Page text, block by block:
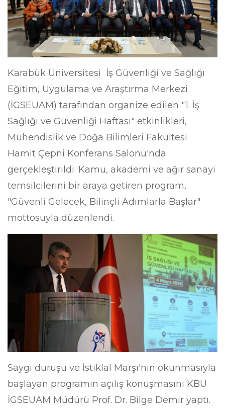
Karabük Üniversitesi İş Güvenliği ve Sağlığı
Eğitim, Uygulama ve Araştırma Merkezi
(İGSEUAM) tarafından organize edilen "1. İş
Sağlığı ve Güvenliği Haftası" etkinlikleri,
Mühendislik ve Doğa Bilimleri Fakültesi
Hamit Çepni Konferans Salonu'nda
gerçekleştirildi. Kamu, akademi ve ağır sanayi
temsilcilerini bir araya getiren program,
"Güvenli Gelecek, Bilinçli Adımlarla Başlar"
mottosuyla düzenlendi.
​Saygı duruşu ve İstiklal Marşı'nın okunmasıyla
başlayan programın açılış konuşmasını KBÜ
İGSEUAM Müdürü Prof. Dr. Bilge Demir yaptı.